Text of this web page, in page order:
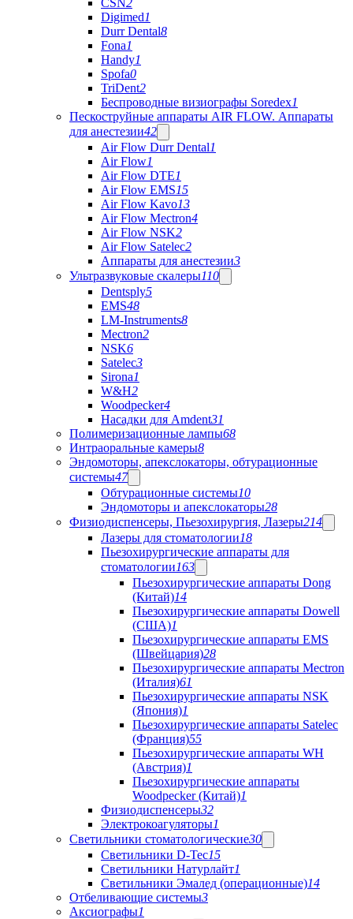
CSN2
Digimed1
Durr Dental8
Fona1
Handy1
Spofa0
TriDent2
Беспроводные визиографы Soredex1
Пескоструйные аппараты AIR FLOW. Аппараты
для анестезии42
Air Flow Durr Dental1
Air Flow1
Air Flow DTE1
Air Flow EMS15
Air Flow Kavo13
Air Flow Mectron4
Air Flow NSK2
Air Flow Satelec2
Аппараты для анестезии3
Ультразвуковые скалеры110
Dentsply5
EMS48
LM-Instruments8
Mectron2
NSK6
Satelec3
Sirona1
W&H2
Woodpecker4
Насадки для Amdent31
Полимеризационные лампы68
Интраоральные камеры8
Эндомоторы, апекслокаторы, обтурационные
системы47
Обтурационные системы10
Эндомоторы и апекслокаторы28
Физиодиспенсеры, Пьезохирургия, Лазеры214
Лазеры для стоматологии18
Пьезохирургические аппараты для
стоматологии163
Пьезохирургические аппараты Dong
(Китай)14
Пьезохирургические аппараты Dowell
(США)1
Пьезохирургические аппараты EMS
(Швейцария)28
Пьезохирургические аппараты Mectron
(Италия)61
Пьезохирургические аппараты NSK
(Япония)1
Пьезохирургические аппараты Satelec
(Франция)55
Пьезохирургические аппараты WH
(Австрия)1
Пьезохирургические аппараты
Woodpecker (Китай)1
Физиодиспенсеры32
Электрокоагуляторы1
Светильники стоматологические30
Светильники D-Tec15
Светильники Натурлайт1
Светильники Эмалед (операционные)14
Отбеливающие системы3
Аксиографы1